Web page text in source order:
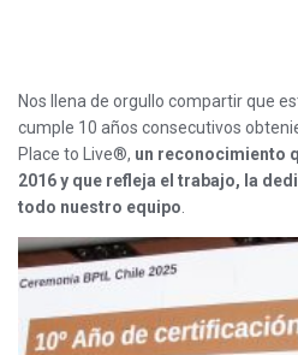
Nos llena de orgullo compartir que
cumple 10 años consecutivos
Place to Live®, un reconocimiento
2016 y que refleja el trabajo, la
todo nuestro equipo.